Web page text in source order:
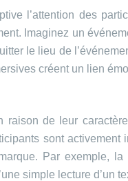
l’attention des
Imaginez un
le lieu de
créent un lien
de leur
sont
Par exemple,
simple lecture d’un